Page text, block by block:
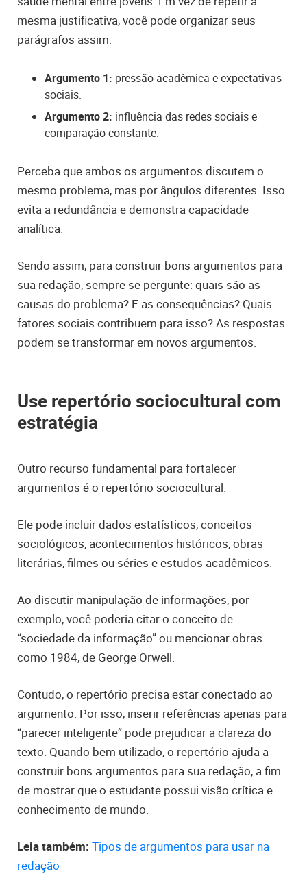
mesma justificativa, você pode organizar seus
parágrafos assim:
Argumento 1: pressão acadêmica e expectativas
sociais.
Argumento 2: influência das redes sociais e
comparação constante.
Perceba que ambos os argumentos discutem o
mesmo problema, mas por ângulos diferentes. Isso
evita a redundância e demonstra capacidade
analítica.
Sendo assim, para construir bons argumentos para
sua redação, sempre se pergunte: quais são as
causas do problema? E as consequências? Quais
fatores sociais contribuem para isso? As respostas
podem se transformar em novos argumentos.
Use repertório sociocultural com
estratégia
Outro recurso fundamental para fortalecer
argumentos é o repertório sociocultural.
Ele pode incluir dados estatísticos, conceitos
sociológicos, acontecimentos históricos, obras
literárias, filmes ou séries e estudos acadêmicos.
Ao discutir manipulação de informações, por
exemplo, você poderia citar o conceito de
“sociedade da informação” ou mencionar obras
como 1984, de George Orwell.
Contudo, o repertório precisa estar conectado ao
argumento. Por isso, inserir referências apenas para
“parecer inteligente” pode prejudicar a clareza do
texto. Quando bem utilizado, o repertório ajuda a
construir bons argumentos para sua redação, a fim
de mostrar que o estudante possui visão crítica e
conhecimento de mundo.
Leia também: Tipos de argumentos para usar na
redação